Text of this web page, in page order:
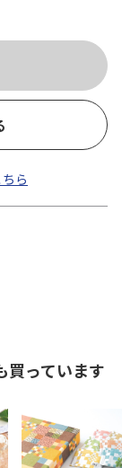
ら
買っています